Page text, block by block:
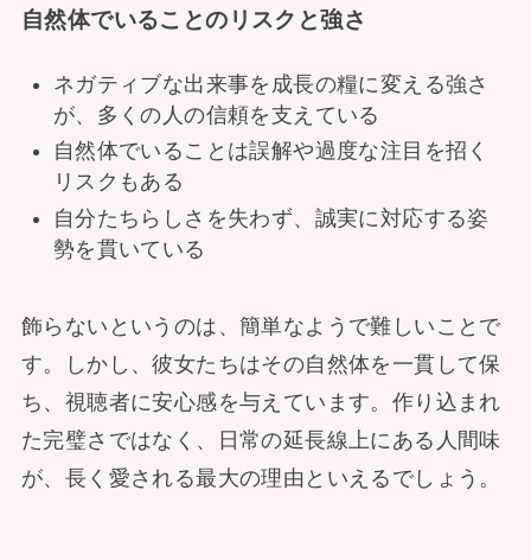
自然体でいることのリスクと強さ
ネガティブな出来事を成長の糧に変える強さ
が、多くの人の信頼を支えている
自然体でいることは誤解や過度な注目を招く
リスクもある
自分たちらしさを失わず、誠実に対応する姿
勢を貫いている
飾らないというのは、簡単なようで難しいことで
す。しかし、彼女たちはその自然体を一貫して保
ち、視聴者に安心感を与えています。作り込まれ
た完璧さではなく、日常の延長線上にある人間味
が、長く愛される最大の理由といえるでしょう。